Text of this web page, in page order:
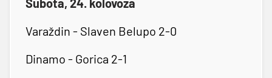
Subota, 24. kolovoza
Varaždin - Slaven Belupo 2-0
Dinamo - Gorica 2-1